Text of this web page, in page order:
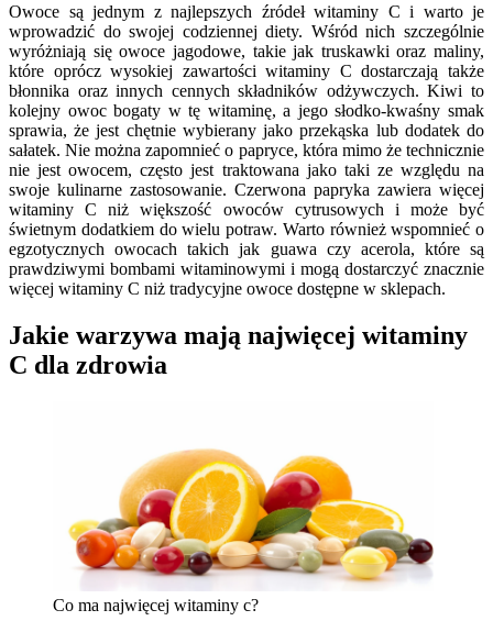
Owoce są jednym z najlepszych źródeł witaminy C i warto je
wprowadzić do swojej codziennej diety. Wśród nich szczególnie
wyróżniają się owoce jagodowe, takie jak truskawki oraz maliny,
które oprócz wysokiej zawartości witaminy C dostarczają także
błonnika oraz innych cennych składników odżywczych. Kiwi to
kolejny owoc bogaty w tę witaminę, a jego słodko-kwaśny smak
sprawia, że jest chętnie wybierany jako przekąska lub dodatek do
sałatek. Nie można zapomnieć o papryce, która mimo że technicznie
nie jest owocem, często jest traktowana jako taki ze względu na
swoje kulinarne zastosowanie. Czerwona papryka zawiera więcej
witaminy C niż większość owoców cytrusowych i może być
świetnym dodatkiem do wielu potraw. Warto również wspomnieć o
egzotycznych owocach takich jak guawa czy acerola, które są
prawdziwymi bombami witaminowymi i mogą dostarczyć znacznie
więcej witaminy C niż tradycyjne owoce dostępne w sklepach.
Jakie warzywa mają najwięcej witaminy
C dla zdrowia
Co ma najwięcej witaminy c?